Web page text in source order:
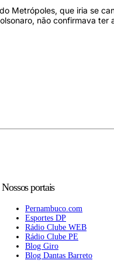
Metrópoles, que iria se
não confirmava ter
Nossos portais
Pernambuco.com
Esportes DP
Rádio Clube WEB
Rádio Clube PE
Blog Giro
Blog Dantas Barreto